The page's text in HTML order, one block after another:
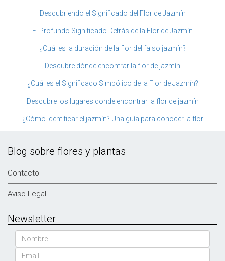
Descubriendo el Significado del Flor de Jazmín
El Profundo Significado Detrás de la Flor de Jazmín
¿Cuál es la duración de la flor del falso jazmín?
Descubre dónde encontrar la flor de jazmín
¿Cuál es el Significado Simbólico de la Flor de Jazmín?
Descubre los lugares donde encontrar la flor de jazmín
¿Cómo identificar el jazmín? Una guía para conocer la flor
Blog sobre flores y plantas
Contacto
Aviso Legal
Newsletter
Nombre
Email